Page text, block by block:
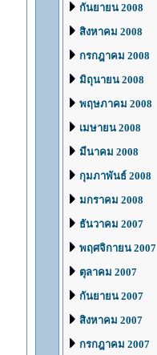
กันยายน 2008
สิงหาคม 2008
กรกฎาคม 2008
มิถุนายน 2008
พฤษภาคม 2008
เมษายน 2008
มีนาคม 2008
กุมภาพันธ์ 2008
มกราคม 2008
ธันวาคม 2007
พฤศจิกายน 2007
ตุลาคม 2007
กันยายน 2007
สิงหาคม 2007
กรกฎาคม 2007